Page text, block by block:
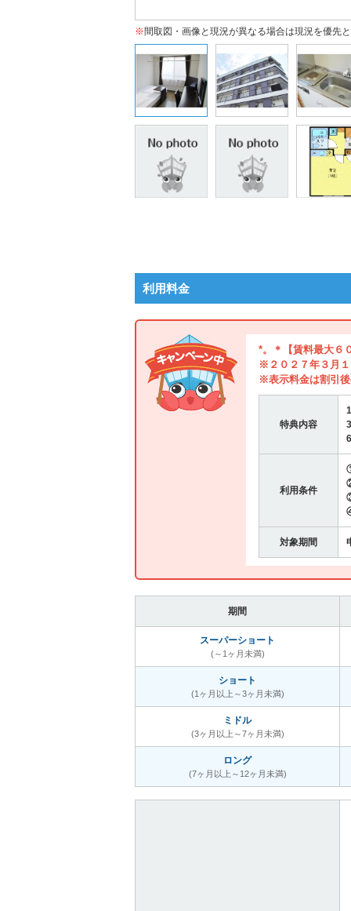
※間取図・画像と現況が異なる場合は現況を優先と
利用料金
*。＊【賃料最大６
※２０２７年３月１
※表示料金は割引後
特典内容
利用条件
対象期間
期間
スーパーショート
(～1ヶ月未満)
ショート
(1ヶ月以上～3ヶ月未満)
ミドル
(3ヶ月以上～7ヶ月未満)
ロング
(7ヶ月以上～12ヶ月未満)